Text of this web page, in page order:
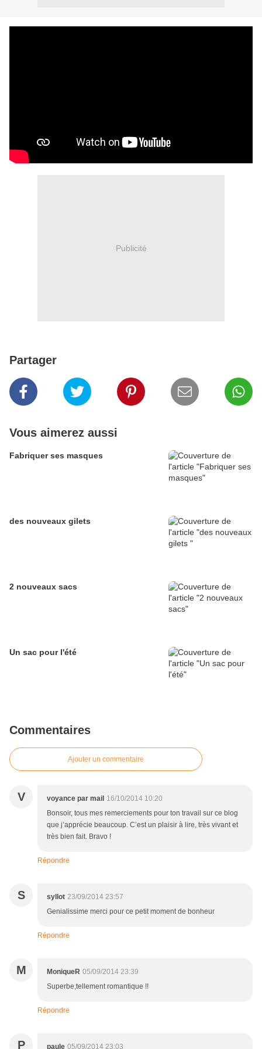
Publicité
Partager
Vous aimerez aussi
Fabriquer ses masques
des nouveaux gilets
2 nouveaux sacs
Un sac pour l'été
Commentaires
Ajouter un commentaire
V voyance par mail 16/10/2014 10:20
Bonsoir, tous mes remerciements pour ton travail sur ce blog
que j’apprécie beaucoup. C’est un plaisir à lire, très vivant et
très bien fait. Bravo !
Répondre
S syllot 23/09/2014 23:57
Genialissime merci pour ce petit moment de bonheur
Répondre
M MoniqueR 05/09/2014 23:39
Superbe,tellement romantique !!
Répondre
P paule 05/09/2014 23:03